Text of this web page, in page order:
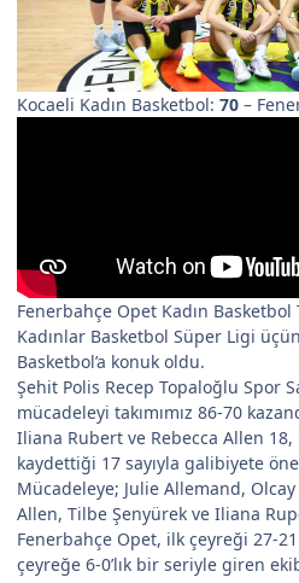
Kocaeli Kadın Basketbol: 70 –
Fenerbahçe Opet Kadın Basketbol
Kadınlar Basketbol Süper Ligi
Basketbol’a konuk oldu.
Şehit Polis Recep Topaloğlu Spor
mücadeleyi takımımız 86-70
Iliana Rubert ve Rebecca Allen
kaydettiği 17 sayıyla galibiyete
Mücadeleye; Julie Allemand, Olcay
Allen, Tilbe Şenyürek ve Iliana
Fenerbahçe Opet, ilk çeyreği 27-
çeyreğe 6-0’lık bir seriyle giren